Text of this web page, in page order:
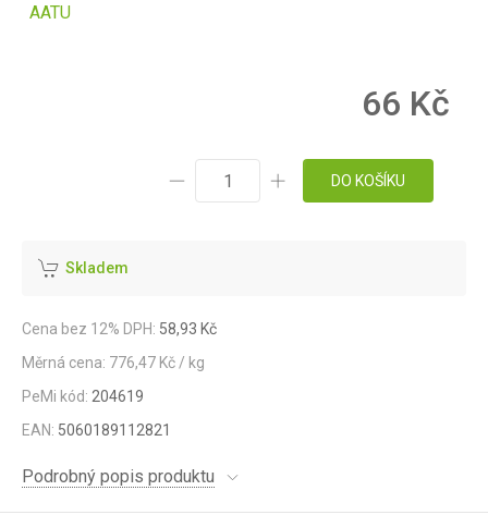
AATU
66 Kč
DO KOŠÍKU
Skladem
Cena bez 12% DPH: 58,93 Kč
Měrná cena: 776,47 Kč / kg
PeMi kód: 204619
EAN: 5060189112821
Podrobný popis produktu